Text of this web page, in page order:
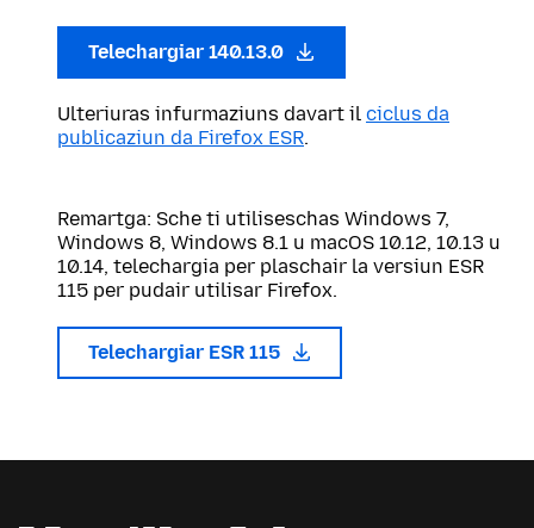
Telechargiar 140.13.0
Ulteriuras infurmaziuns davart il ciclus da
publicaziun da Firefox ESR.
Remartga: Sche ti utiliseschas Windows 7,
Windows 8, Windows 8.1 u macOS 10.12, 10.13 u
10.14, telechargia per plaschair la versiun ESR
115 per pudair utilisar Firefox.
Telechargiar ESR 115